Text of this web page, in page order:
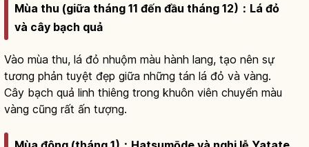
Mùa thu (giữa tháng 11 đến đầu tháng 12)：Lá đỏ
và cây bạch quả
Vào mùa thu, lá đỏ nhuộm màu hành lang, tạo nên sự
tương phản tuyệt đẹp giữa những tán lá đỏ và vàng.
Cây bạch quả linh thiêng trong khuôn viên chuyển màu
vàng cũng rất ấn tượng.